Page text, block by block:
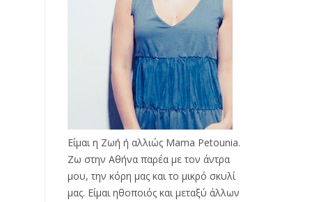
Είμαι η Ζωή ή αλλιώς Mama Petounia.
Ζω στην Αθήνα παρέα με τον άντρα
μου, την κόρη μας και το μικρό σκυλί
μας. Είμαι ηθοποιός και μεταξύ άλλων